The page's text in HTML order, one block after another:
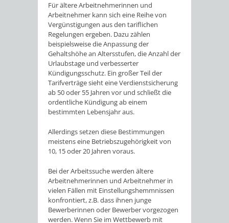
Für ältere Arbeitnehmerinnen und
Arbeitnehmer kann sich eine Reihe von
Vergünstigungen aus den tariflichen
Regelungen ergeben. Dazu zählen
beispielsweise die Anpassung der
Gehaltshöhe an Altersstufen, die Anzahl der
Urlaubstage und verbesserter
Kündigungsschutz. Ein großer Teil der
Tarifverträge sieht eine Verdienstsicherung
ab 50 oder 55 Jahren vor und schließt die
ordentliche Kündigung ab einem
bestimmten Lebensjahr aus.
Allerdings setzen diese Bestimmungen
meistens eine Betriebszugehörigkeit von
10, 15 oder 20 Jahren voraus.
Bei der Arbeitssuche werden ältere
Arbeitnehmerinnen und Arbeitnehmer in
vielen Fällen mit Einstellungshemmnissen
konfrontiert, z.B. dass ihnen junge
Bewerberinnen oder Bewerber vorgezogen
werden. Wenn Sie im Wettbewerb mit